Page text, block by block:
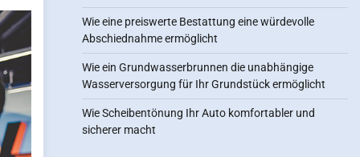
Wie eine preiswerte Bestattung eine würdevolle
Abschiednahme ermöglicht
Wie ein Grundwasserbrunnen die unabhängige
Wasserversorgung für Ihr Grundstück ermöglicht
Wie Scheibentönung Ihr Auto komfortabler und
sicherer macht